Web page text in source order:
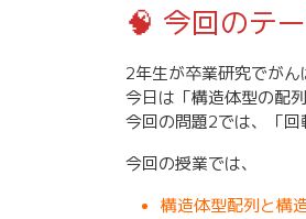
🧠 今回のテ
2年生が卒業研究でがん
今日は「構造体型の配
今回の問題2では、「回
今回の授業では、
構造体型配列と構